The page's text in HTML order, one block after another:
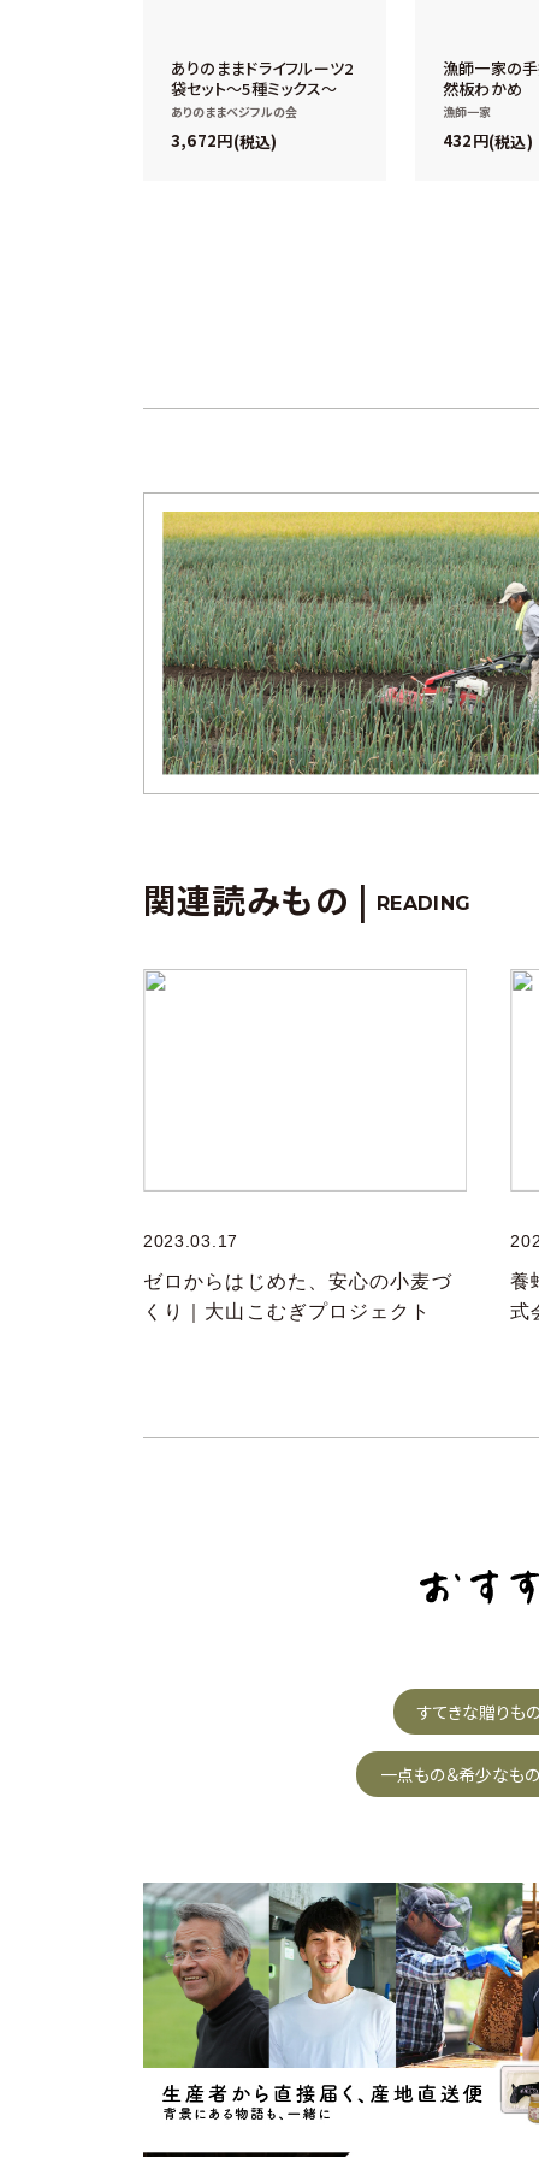
ありのままドライフルーツ2
袋セット～5種ミックス～
ありのままベジフルの会
3,672 税込
漁師一家の
然板わかめ
漁師一家
432 税込
関連読みもの | READING
2023.03.17
ゼロからはじめた、安心の小麦づ
くり｜大山こむぎプロジェクト
養
式
すてきな贈りも
一点もの＆希少なもの